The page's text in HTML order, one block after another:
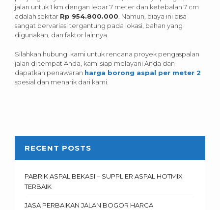
jalan untuk 1 km dengan lebar 7 meter dan ketebalan 7 cm
adalah sekitar Rp 954.800.000. Namun, biaya ini bisa
sangat bervariasi tergantung pada lokasi, bahan yang
digunakan, dan faktor lainnya.
Silahkan hubungi kami untuk rencana proyek pengaspalan
jalan di tempat Anda, kami siap melayani Anda dan
dapatkan penawaran harga borong aspal per meter 2
spesial dan menarik dari kami.
RECENT POSTS
PABRIK ASPAL BEKASI – SUPPLIER ASPAL HOTMIX
TERBAIK
JASA PERBAIKAN JALAN BOGOR HARGA